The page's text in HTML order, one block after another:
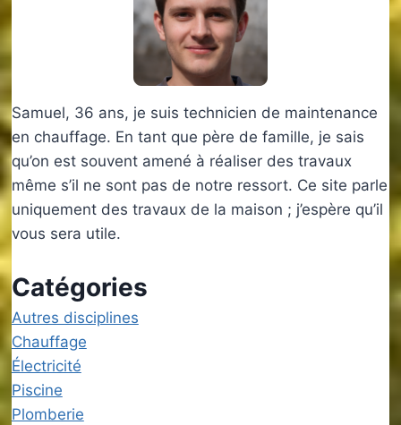
Samuel, 36 ans, je suis technicien de maintenance
en chauffage. En tant que père de famille, je sais
qu’on est souvent amené à réaliser des travaux
même s’il ne sont pas de notre ressort. Ce site parle
uniquement des travaux de la maison ; j’espère qu’il
vous sera utile.
Catégories
Autres disciplines
Chauffage
Électricité
Piscine
Plomberie